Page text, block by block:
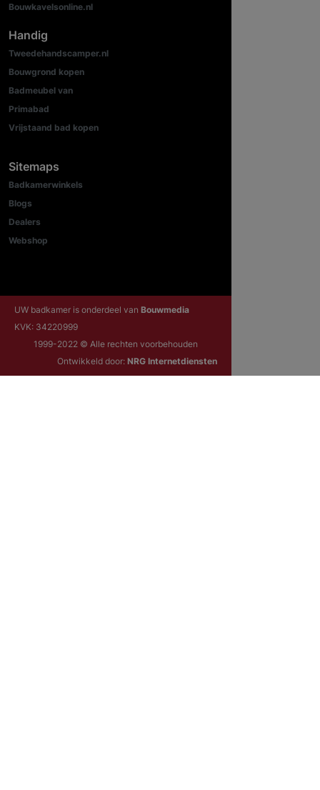
Bouwkavelsonline.nl
Handig
Tweedehandscamper.nl
Bouwgrond kopen
Badmeubel van
Primabad
Vrijstaand bad kopen
Sitemaps
Badkamerwinkels
Blogs
Dealers
Webshop
UW badkamer is onderdeel van Bouwmedia
KVK: 34220999
1999-2022 © Alle rechten voorbehouden
Ontwikkeld door: NRG Internetdiensten